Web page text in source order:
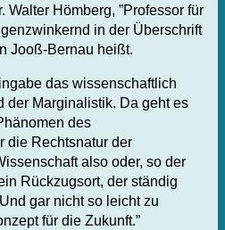
Walter Hömberg, ”Professor für
in der Überschrift
Jooß-Bernau heißt.
das wissenschaftlich
der Marginalistik. Da geht es
des
die Rechtsnatur der
also oder, so der
Rückzugsort, der ständig
gar nicht so leicht zu
für die Zukunft.”